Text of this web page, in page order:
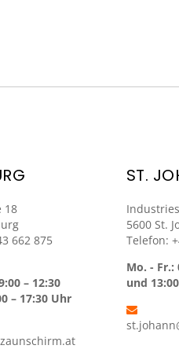
18
662 875
– 12:30
– 17:30 Uhr
ST.
5600 St.
Telefon:
Mo. - Fr.:
und